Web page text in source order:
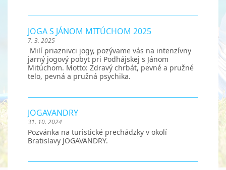
JOGA S JÁNOM MITÚCHOM 2025
7. 3. 2025
Milí priaznivci jogy, pozývame vás na intenzívny
jarný jogový pobyt pri Podhájskej s Jánom
Mitúchom. Motto: Zdravý chrbát, pevné a pružné
telo, pevná a pružná psychika.
JOGAVANDRY
31. 10. 2024
Pozvánka na turistické prechádzky v okolí
Bratislavy JOGAVANDRY.